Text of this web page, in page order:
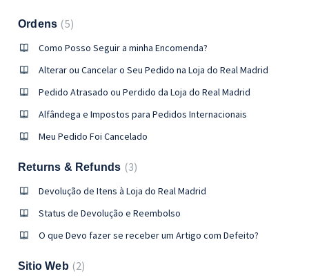
Ordens 5
Como Posso Seguir a minha Encomenda?
Alterar ou Cancelar o Seu Pedido na Loja do Real Madrid
Pedido Atrasado ou Perdido da Loja do Real Madrid
Alfândega e Impostos para Pedidos Internacionais
Meu Pedido Foi Cancelado
Returns & Refunds 3
Devolução de Itens à Loja do Real Madrid
Status de Devolução e Reembolso
O que Devo fazer se receber um Artigo com Defeito?
Sitio Web 2